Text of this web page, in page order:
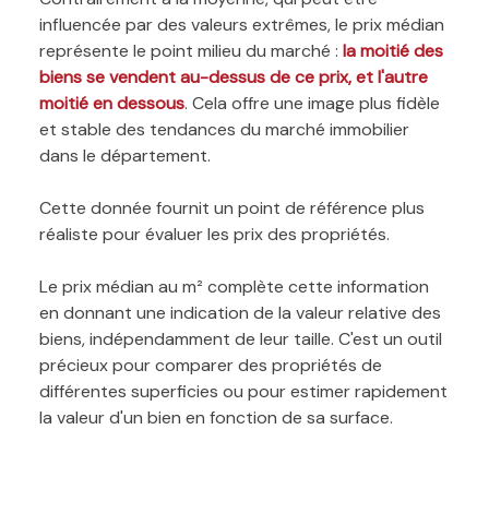
influencée par des valeurs extrêmes, le prix médian
représente le point milieu du marché : la moitié des
biens se vendent au-dessus de ce prix, et l'autre
moitié en dessous. Cela offre une image plus fidèle
et stable des tendances du marché immobilier
dans le département.
Cette donnée fournit un point de référence plus
réaliste pour évaluer les prix des propriétés.
Le prix médian au m² complète cette information
en donnant une indication de la valeur relative des
biens, indépendamment de leur taille. C'est un outil
précieux pour comparer des propriétés de
différentes superficies ou pour estimer rapidement
la valeur d'un bien en fonction de sa surface.